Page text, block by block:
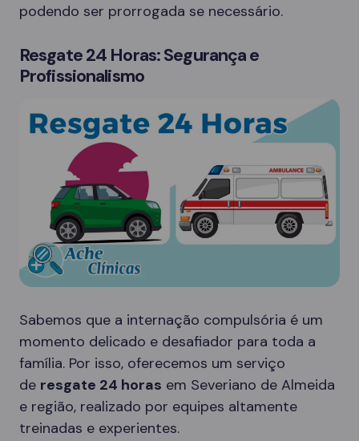
podendo ser prorrogada se necessário.
Resgate 24 Horas: Segurança e
Profissionalismo
Sabemos que a internação compulsória é um
momento delicado e desafiador para toda a
família. Por isso, oferecemos um serviço
de resgate 24 horas em Severiano de Almeida
e região, realizado por equipes altamente
treinadas e experientes.